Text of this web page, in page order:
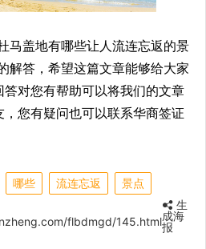
马盖地有哪些让人流连忘返的景
解答，希望这篇文章能够给大家
对您有帮助可以将我们的文章
您有疑问也可以联系华商签证
哪些 流连忘返
景点
flbdmgd/145.html
生
成海
报